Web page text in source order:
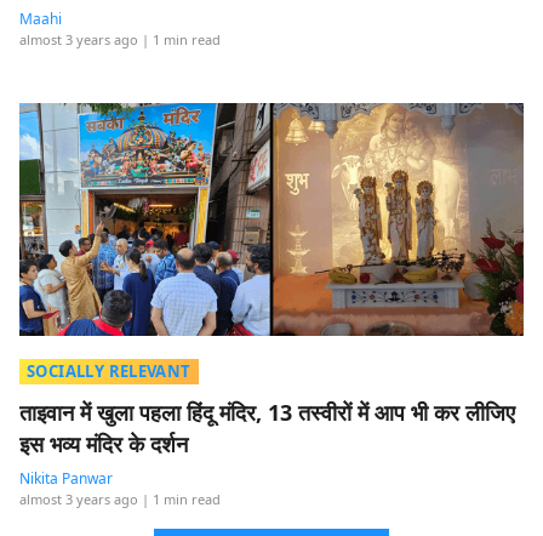
Maahi
almost 3 years ago | 1 min read
SOCIALLY RELEVANT
ताइवान में खुला पहला हिंदू मंदिर, 13 तस्वीरों में आप भी कर लीजिए
इस भव्य मंदिर के दर्शन
Nikita Panwar
almost 3 years ago | 1 min read